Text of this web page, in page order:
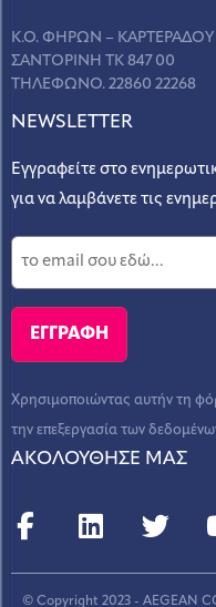
Κ.Ο. ΦΗΡΩΝ – ΚΑΡΤΕΡΑΔΟΥ
ΣΑΝΤΟΡΙΝΗ ΤΚ 847 00
ΤΗΛΕΦΩΝΟ. 22860 22268
NEWSLETTER
Εγγραφείτε στο
για να λαμβάνετε τις
Χρησιμοποιώντας αυτήν τη
την επεξεργασία των
ΑΚΟΛΟΥΘΗΣΕ ΜΑΣ
© Copyright 2023 - AEGEAN